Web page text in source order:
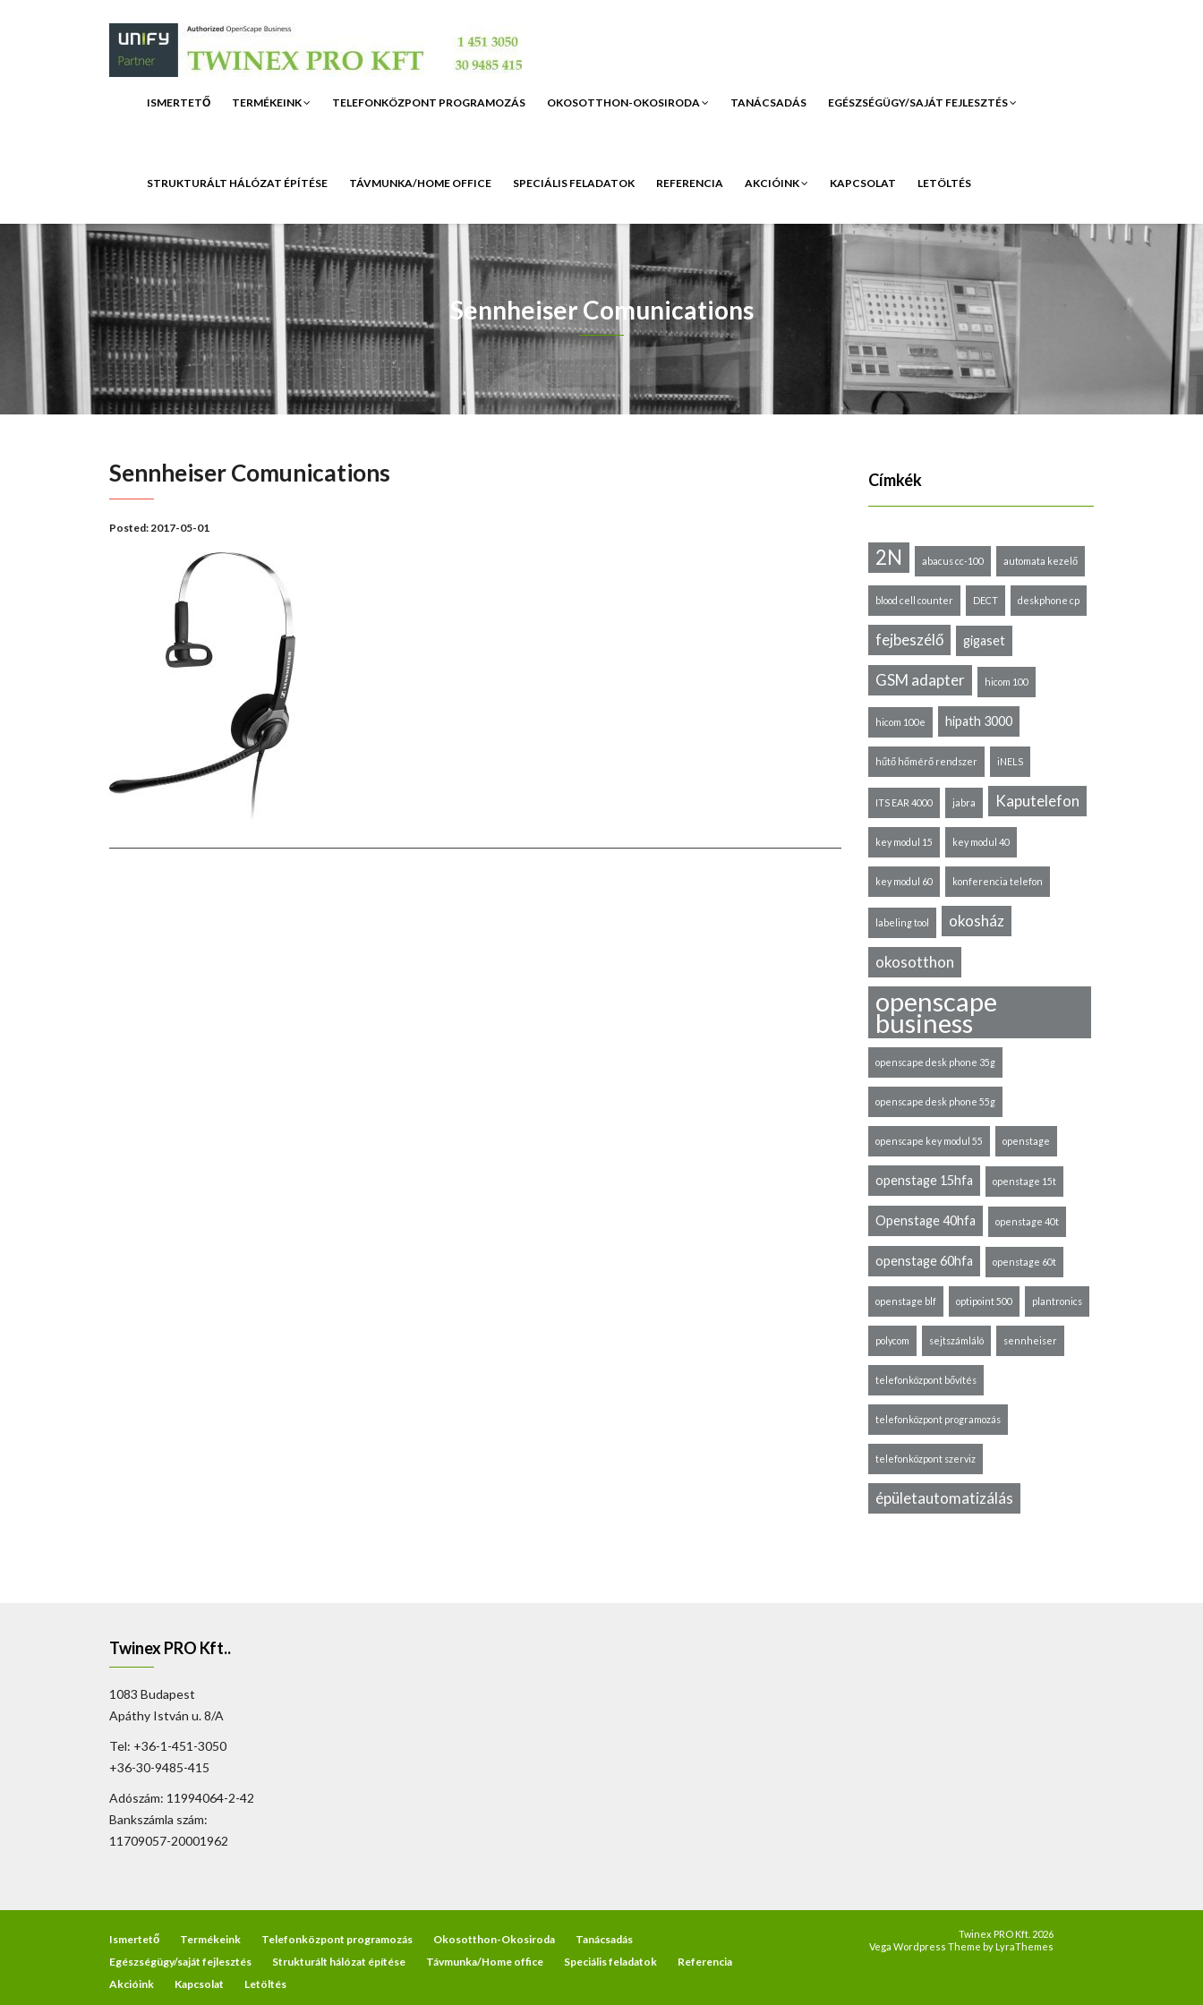
ISMERTETŐ TERMÉKEINK TELEFONKÖZPONT PROGRAMOZÁS OKOSOTTHON-OKOSIRODA TANÁCSADÁS EGÉSZSÉGÜGY/SAJÁT FEJLESZTÉS
STRUKTURÁLT HÁLÓZAT ÉPÍTÉSE TÁVMUNKA/HOME OFFICE SPECIÁLIS FELADATOK REFERENCIA AKCIÓINK KAPCSOLAT LETÖLTÉS
Sennheiser Comunications
Sennheiser Comunications
Posted:2017-05-01
Címkék
2N abacus cc-100 automata kezelő
blood cell counter DECT deskphone cp
fejbeszélő gigaset
GSM adapter hicom 100
hicom 100e hipath 3000
hűtő hőmérő rendszer iNELS
ITS EAR 4000 jabra Kaputelefon
key modul 15 key modul 40
key modul 60 konferencia telefon
labeling tool okosház
okosotthon
openscape
business
openscape desk phone 35g
openscape desk phone 55g
openscape key modul 55 openstage
openstage 15hfa openstage 15t
Openstage 40hfa openstage 40t
openstage 60hfa openstage 60t
openstage blf optipoint 500 plantronics
polycom sejtszámláló sennheiser
telefonközpont bővítés
telefonközpont programozás
telefonközpont szerviz
épületautomatizálás
Twinex PRO Kft..
1083 Budapest
Apáthy István u. 8/A
Tel: +36-1-451-3050
+36-30-9485-415
Adószám: 11994064-2-42
Bankszámla szám:
11709057-20001962
Ismertető Termékeink Telefonközpont programozás Okosotthon-Okosiroda
Tanácsadás
Egészségügy/saját fejlesztés
Strukturált hálózat építése Távmunka/Home office Speciális feladatok
Referencia
Akcióink
Kapcsolat Letöltés
Twinex PRO Kft. 2026
Vega Wordpress Theme byLyraThemes